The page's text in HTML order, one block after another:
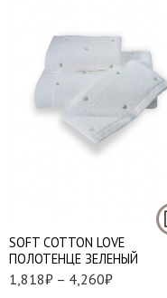
SOFT СOTTON LOVE
ПОЛОТЕНЦЕ ЗЕЛЕНЫЙ
1,818₽ – 4,260₽